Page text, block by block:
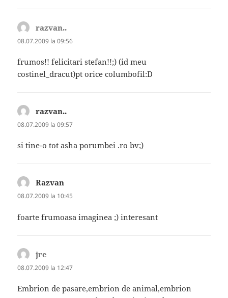
razvan..
08.07.2009 la 09:56
frumos!! felicitari stefan!!;) (id meu
costinel_dracut)pt orice columbofil:D
razvan..
08.07.2009 la 09:57
si tine-o tot asha porumbei .ro bv;)
Razvan
08.07.2009 la 10:45
foarte frumoasa imaginea ;) interesant
jre
08.07.2009 la 12:47
Embrion de pasare,embrion de animal,embrion